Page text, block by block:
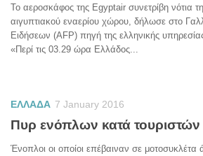
Το αεροσκάφος της Egyptair συνετρίβη νότια
αιγυπτιακού εναερίου χώρου, δήλωσε στο
Ειδήσεων (AFP) πηγή της ελληνικής
«Περί τις 03.29 ώρα Ελλάδος...
ΕΛΛΑΔΑ 7 January 2016
Πυρ ενόπλων κατά τουριστών
Ένοπλοι οι οποίοι επέβαιναν σε μοτοσυκλέτα